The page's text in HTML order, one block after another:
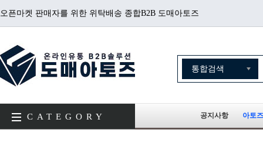
오픈마켓 판매자를 위한 위탁배송 종합B2B 도매아토즈
CATEGORY 공지사항 아토